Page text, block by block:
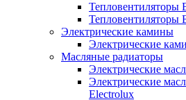
Тепловентиляторы
Тепловентиляторы
Электрические камины
Электрические
Масляные радиаторы
Электрические
Электрические
Electrolux